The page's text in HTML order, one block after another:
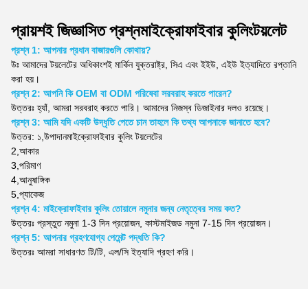
প্রায়শই জিজ্ঞাসিত প্রশ্নমাইক্রোফাইবার কুলিংটয়লেট
প্রশ্ন 1: আপনার প্রধান বাজারগুলি কোথায়?
উঃ আমাদের টয়লেটের অধিকাংশই মার্কিন যুক্তরাষ্ট্র, সিএ এবং ইইউ, এইউ ইত্যাদিতে রপ্তানি
করা হয়।
প্রশ্ন 2: আপনি কি OEM বা ODM পরিষেবা সরবরাহ করতে পারেন?
উত্তরঃ হ্যাঁ, আমরা সরবরাহ করতে পারি। আমাদের নিজস্ব ডিজাইনার দলও রয়েছে।
প্রশ্ন 3: আমি যদি একটি উদ্ধৃতি পেতে চান তাহলে কি তথ্য আপনাকে জানাতে হবে?
উত্তর: ১, উপাদানমাইক্রোফাইবার কুলিং টয়লেটের
2, আকার
3, পরিমাণ
4, আনুষাঙ্গিক
5, প্যাকেজ
প্রশ্ন 4: মাইক্রোফাইবার কুলিং তোয়ালে নমুনার জন্য নেতৃত্বের সময় কত?
উত্তরঃ প্রস্তুত নমুনা 1-3 দিন প্রয়োজন, কাস্টমাইজড নমুনা 7-15 দিন প্রয়োজন।
প্রশ্ন 5: আপনার গ্রহণযোগ্য পেমেন্ট পদ্ধতি কি?
উত্তরঃ আমরা সাধারণত টি/টি, এল/সি ইত্যাদি গ্রহণ করি।